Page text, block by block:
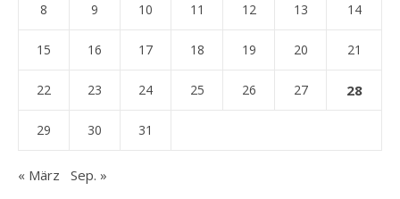
8 9 10 11 12 13 14
15 16 17 18 19 20 21
22 23 24 25 26 27 28
29 30 31
« März Sep. »